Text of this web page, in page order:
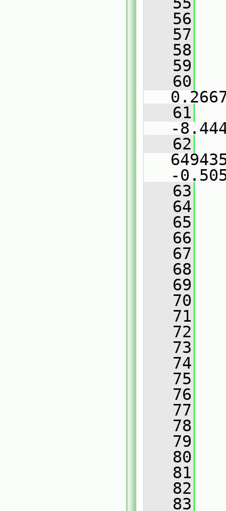
   56
   57
   58
   59
   60
   61
-
   62
-
   63
   64
   65
   66
   67
   68
   69
   70
   71
   72
   73
   74
   75
   76
   77
   78
   79
   80
   81
   82
   83